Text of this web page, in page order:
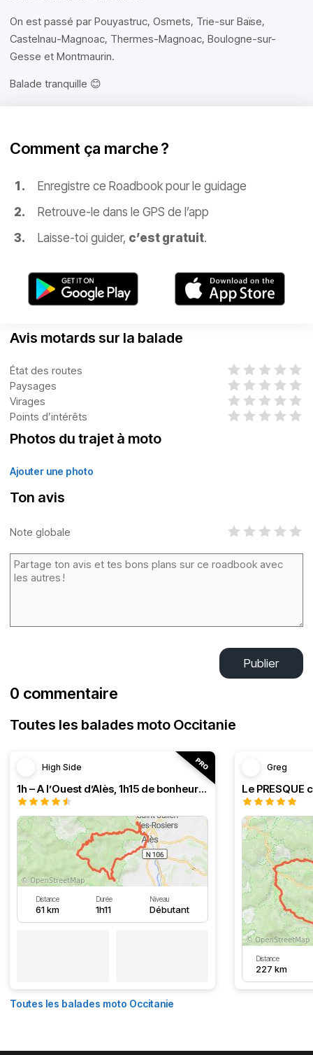
On est passé par Pouyastruc, Osmets, Trie-sur Baïse,
Castelnau-Magnoac, Thermes-Magnoac, Boulogne-sur-
Gesse et Montmaurin.
Balade tranquille 😊
Comment ça marche ?
Enregistre ce Roadbook pour le guidage
Retrouve-le dans le GPS de l’app
Laisse-toi guider, c’est gratuit.
Avis motards sur la balade
État des routes
Paysages
Virages
Points d’intérêts
Photos du trajet à moto
Ajouter une photo
Ton avis
Note globale
Publier
0 commentaire
Toutes les balades moto Occitanie
High Side
1h – A l’Ouest d’Alès, 1h15 de bonheur (HSRF23)
Distance
61 km
Durée
1h11
Niveau
Débutant
Greg
Distance
227 km
Toutes les balades moto Occitanie